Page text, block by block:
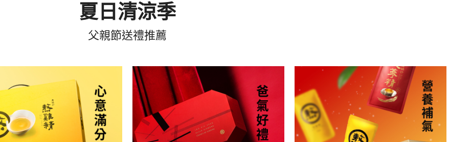
夏日清涼季
父親節送禮推薦